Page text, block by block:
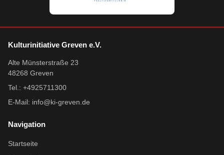
Kulturinitiative Greven e.V.
Alte Münsterstraße 23
48268 Greven
Tel.: +4925711300
E-Mail: info@ki-greven.de
Navigation
Startseite